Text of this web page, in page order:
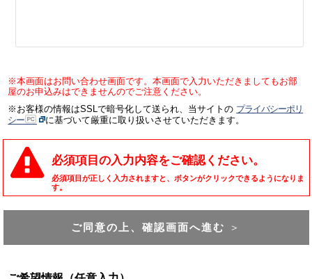
※本画面はお問い合わせ画面です。本画面で入力いただきましてもお部
屋のお申込みはできませんのでご注意ください。
※お客様の情報はSSLで暗号化して送られ、当サイトの プライバシーポリ
シー
に基づいて厳重に取り扱いさせていただきます。
必須項目の入力内容をご確認ください。
必須項目が正しく入力されますと、ボタンがクリックできるようになりま
す。
ご同意の上、確認画面へ進む ＞